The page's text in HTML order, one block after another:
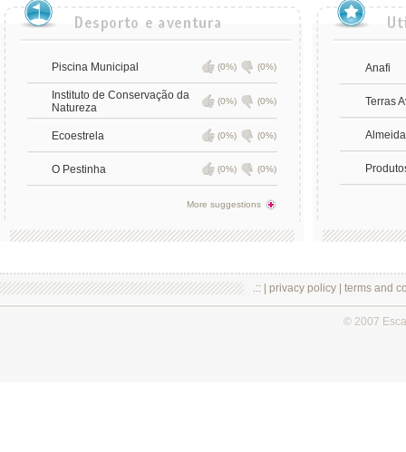
Piscina Municipal (0%) (0%)
Instituto de Conservação da
Natureza
(0%) (0%)
Ecoestrela (0%) (0%)
O Pestinha (0%) (0%)
More suggestions
Anafi
Terras
.:: | privacy policy terms and
© 2007